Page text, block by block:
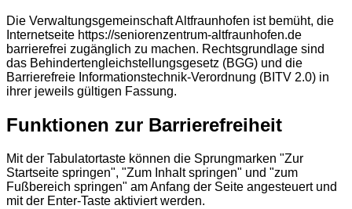
Die Verwaltungsgemeinschaft Altfraunhofen ist bemüht, die
Internetseite https://seniorenzentrum-altfraunhofen.de
barrierefrei zugänglich zu machen. Rechtsgrundlage sind
das Behindertengleichstellungsgesetz (BGG) und die
Barrierefreie Informationstechnik-Verordnung (BITV 2.0) in
ihrer jeweils gültigen Fassung.
Funktionen zur Barrierefreiheit
Mit der Tabulatortaste können die Sprungmarken "Zur
Startseite springen", "Zum Inhalt springen" und "zum
Fußbereich springen" am Anfang der Seite angesteuert und
mit der Enter-Taste aktiviert werden.